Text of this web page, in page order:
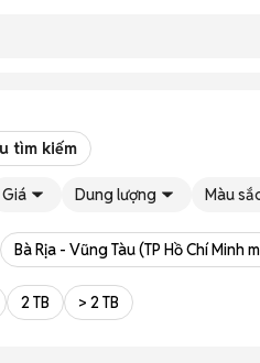
tìm kiếm
Giá Dung lượng Màu
Bà Rịa - Vũng Tàu (TP Hồ Chí Minh
2 TB > 2 TB